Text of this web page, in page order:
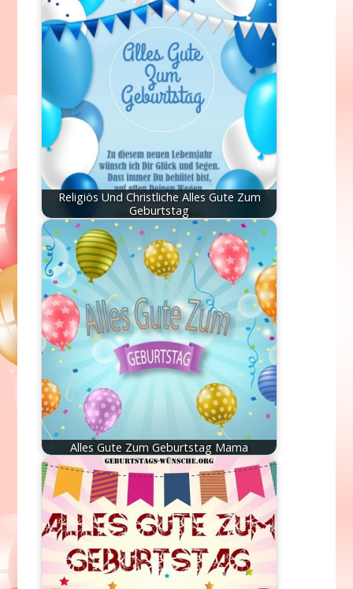
Religiös Und Christliche Alles Gute Zum
Geburtstag
Alles Gute Zum Geburtstag Mama